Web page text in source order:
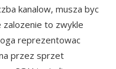
kanalow, musza byc
to zwykle
reprezentowac
przez sprzet